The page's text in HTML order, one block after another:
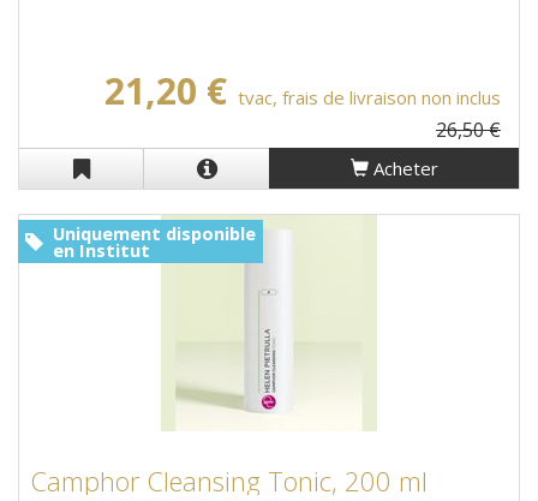
21,20 € tvac, frais de livraison non inclus
26,50 €
Acheter
Camphor Cleansing Tonic, 200 ml
Uniquement disponible
en Institut